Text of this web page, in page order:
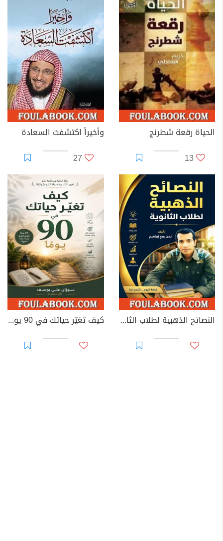
الحياة رقعة شطرنج
13
وأخيراً اكتشفت السعادة
27
النصائح الذهبية لطلاب الثانوية كيف تغيّر حياتك في 90 يومًا